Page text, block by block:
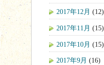
2017年12月 (12)
2017年11月 (15)
2017年10月 (15)
2017年9月 (16)